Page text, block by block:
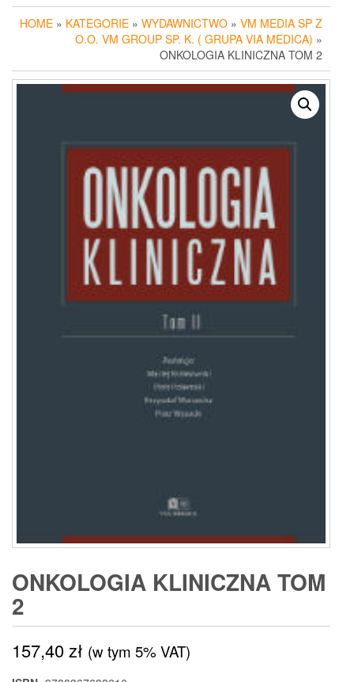
HOME » KATEGORIE » WYDAWNICTWO » VM MEDIA SP Z
O.O. VM GROUP SP. K. ( GRUPA VIA MEDICA) »
ONKOLOGIA KLINICZNA TOM 2
ONKOLOGIA KLINICZNA TOM
2
157,40zł (w tym 5% VAT)